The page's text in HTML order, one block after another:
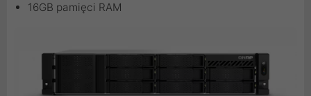
16GB pamięci RAM